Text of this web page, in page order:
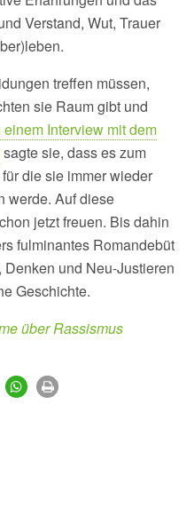
Verstand, Wut, Trauer
treffen müssen,
sie Raum gibt und
einem Interview mit dem
sagte sie, dass es zum
die sie immer wieder
werde. Auf diese
jetzt freuen. Bis dahin
fulminantes Romandebüt
und Neu-Justieren
Geschichte.
über Rassismus